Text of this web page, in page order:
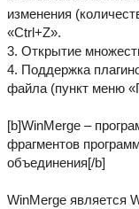
изменения
«Ctrl+Z».
3. Открытие
4. Поддержка
файла (пункт меню
[b]WinMerge –
фрагментов
объединения[/b]
WinMerge является